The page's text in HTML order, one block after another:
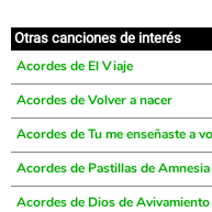
Otras canciones de interés
Acordes de El Viaje
Acordes de Volver a nacer
Acordes de Tu me enseñaste a
Acordes de Pastillas de
Acordes de Dios de Avivamiento